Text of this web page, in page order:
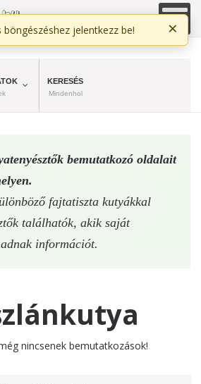
KERESÉS
Mindenhol
bemutatkozó oldalait
fajtatiszta kutyákkal
találhatók, akik saját
információt.
nincsenek bemutatkozások!
böngészéshez jelentkezz be! ×